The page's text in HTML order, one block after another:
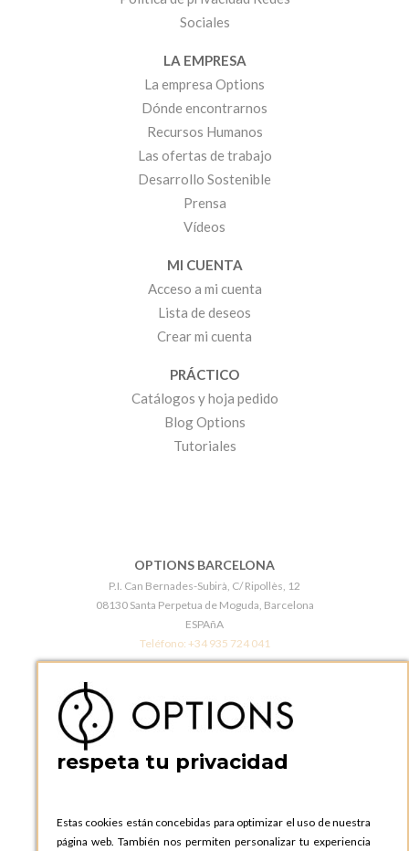
Sociales
LA EMPRESA
La empresa Options
Dónde encontrarnos
Recursos Humanos
Las ofertas de trabajo
Desarrollo Sostenible
Prensa
Vídeos
MI CUENTA
Acceso a mi cuenta
Lista de deseos
Crear mi cuenta
PRÁCTICO
Catálogos y hoja pedido
Blog Options
Tutoriales
OPTIONS BARCELONA
P.I. Can Bernades-Subirà, C/ Ripollès, 12
08130 Santa Perpetua de Moguda, Barcelona
ESPAñA
Teléfono: +34 935 724 041
c/ Laforja, 102
08021 BARCELONA
Teléfono:+34 935 724 041
C. Lucio Emilio Cándido, 6,
28803 Alcalá de Henares, Madrid
respeta tu privacidad
Estas cookies están concebidas para optimizar el uso de nuestra
página web. También nos permiten personalizar tu experiencia